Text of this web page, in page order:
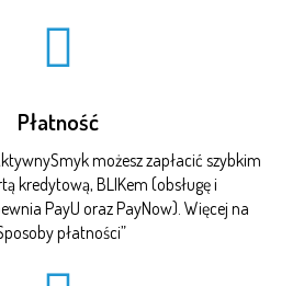
Płatność
możesz zapłacić szybkim
kredytową, BLIKem (obsługę i
PayU oraz PayNow). Więcej na
płatności”